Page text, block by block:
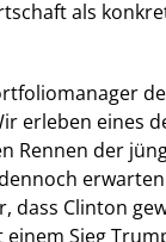
als
erleben eines
Rennen der
dass Clinton
Sieg